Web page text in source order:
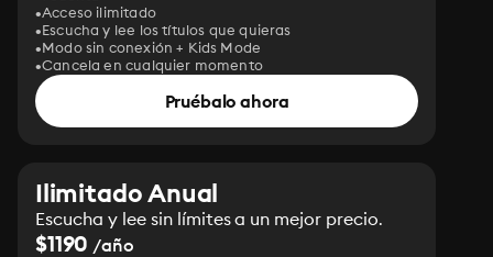
Acceso ilimitado
Escucha y lee los títulos que quieras
Modo sin conexión + Kids Mode
Cancela en cualquier momento
Pruébalo ahora
Ilimitado Anual
Escucha y lee sin límites a un mejor precio.
$1190 /año